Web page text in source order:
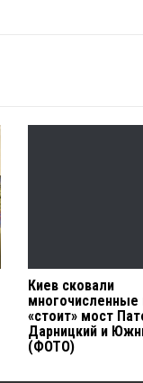
Киев сковали
многочисленные
«стоит» мост
Дарницкий и
(ФОТО)